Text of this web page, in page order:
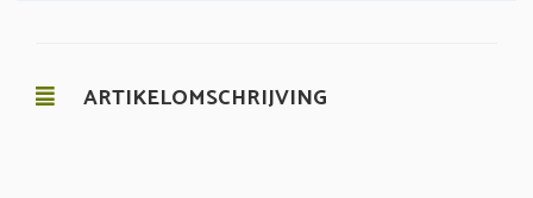
ARTIKELOMSCHRIJVING